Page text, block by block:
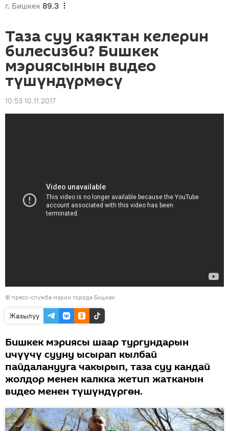
г. Бишкек 89.3
Таза суу каяктан келерин
билесизби? Бишкек
мэриясынын видео
түшүндүрмөсү
10:53 10.11.2017
© пресс-служба мэрии города Бишкек
Жазылуу
Бишкек мэриясы шаар тургундарын
ичүүчү сууну ысырап кылбай
пайдаланууга чакырып, таза суу кандай
жолдор менен калкка жетип жатканын
видео менен түшүндүргөн.